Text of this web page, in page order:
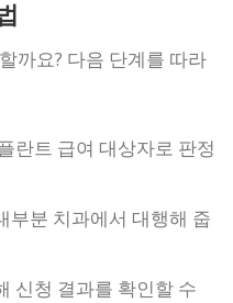
까요? 다음 단계를 따라
란트 급여 대상자로 판정
부분 치과에서 대행해 줍
신청 결과를 확인할 수